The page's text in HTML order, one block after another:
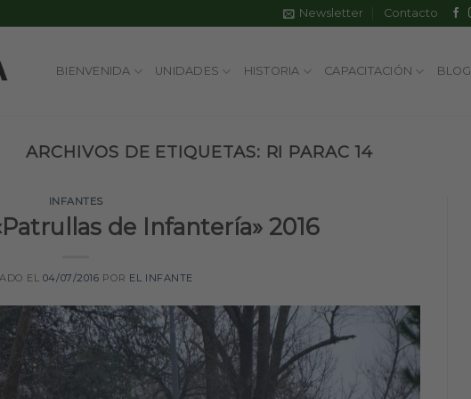
Newsletter Contacto
BIENVENIDA UNIDADES HISTORIA CAPACITACIÓN BLOG
ARCHIVOS DE ETIQUETAS: RI PARAC 14
INFANTES
de Infantería» 2016
EL 04/07/2016 POR EL INFANTE